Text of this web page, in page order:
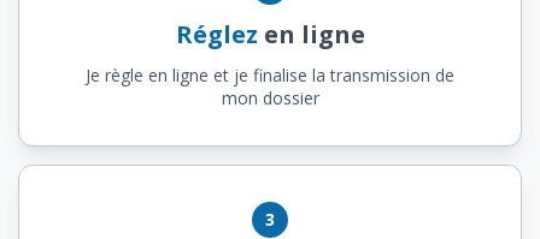
Réglez en ligne
Je règle en ligne et je finalise la transmission de
mon dossier
3